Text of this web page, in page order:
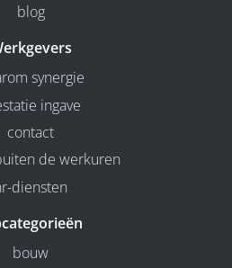
blog
synergie
ingave
contact
de werkuren
diensten
bouw